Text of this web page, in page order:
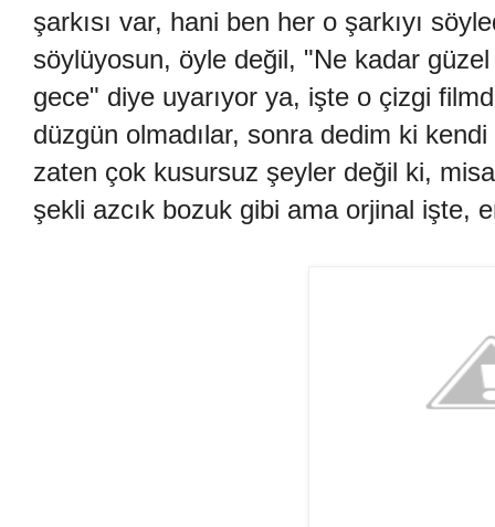
şarkısı var, hani ben her o şarkıyı
söylüyosun, öyle değil, "Ne kadar
gece" diye uyarıyor ya, işte o çizgi
düzgün olmadılar, sonra dedim ki
zaten çok kusursuz şeyler değil ki,
şekli azcık bozuk gibi ama orjinal işte,